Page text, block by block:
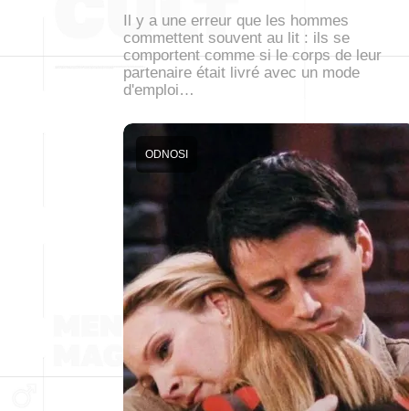
Il y a une erreur que les hommes
commettent souvent au lit : ils se
comportent comme si le corps de leur
partenaire était livré avec un mode
d'emploi…
ODNOSI